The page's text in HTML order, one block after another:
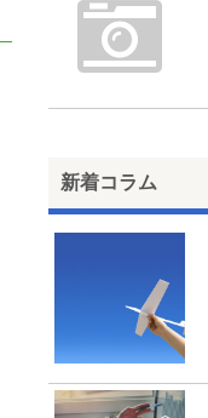
新着コラム